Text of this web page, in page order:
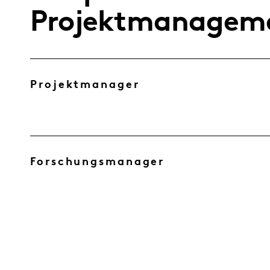
Projektmanager
Forschungsmanager